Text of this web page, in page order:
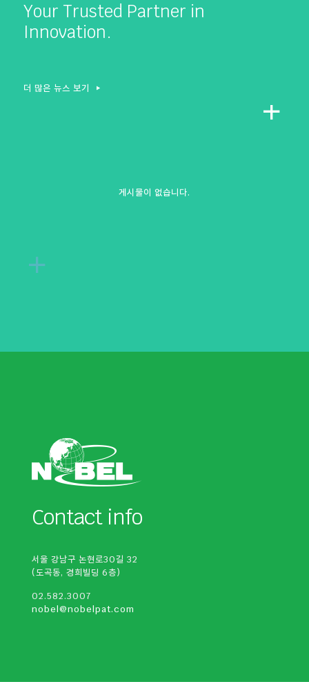
Your Trusted Partner in
Innovation.
더 많은 뉴스 보기
게시물이 없습니다.
Contact info
서울 강남구 논현로30길 32
(도곡동, 경희빌딩 6층)
02.582.3007
nobel@nobelpat.com